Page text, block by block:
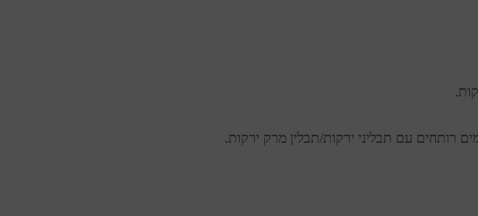
רותחים עם תבליני ירקות/תבלין מרק ירקות.